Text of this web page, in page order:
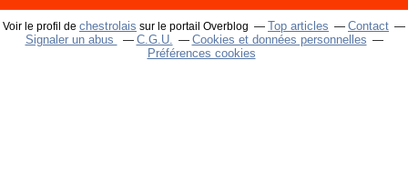
Voir le profil de chestrolais sur le portail Overblog Top articles
Contact
Signaler un abus
C.G.U.
Cookies et données personnelles
Préférences cookies